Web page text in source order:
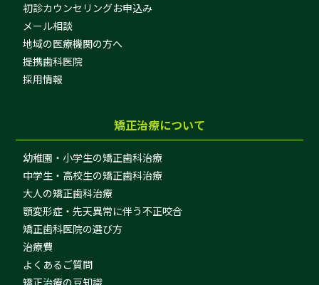
初診カウンセリングお申込み
メール相談
地域の医療機関の方へ
提携歯科医院
採用情報
矯正治療について
幼稚園・小学生の矯正歯科治療
中学生・高校生の矯正歯科治療
大人の矯正歯科治療
顎変形症・先天異常に伴う不正咬合
矯正歯科医院の選び方
治療費
よくあるご質問